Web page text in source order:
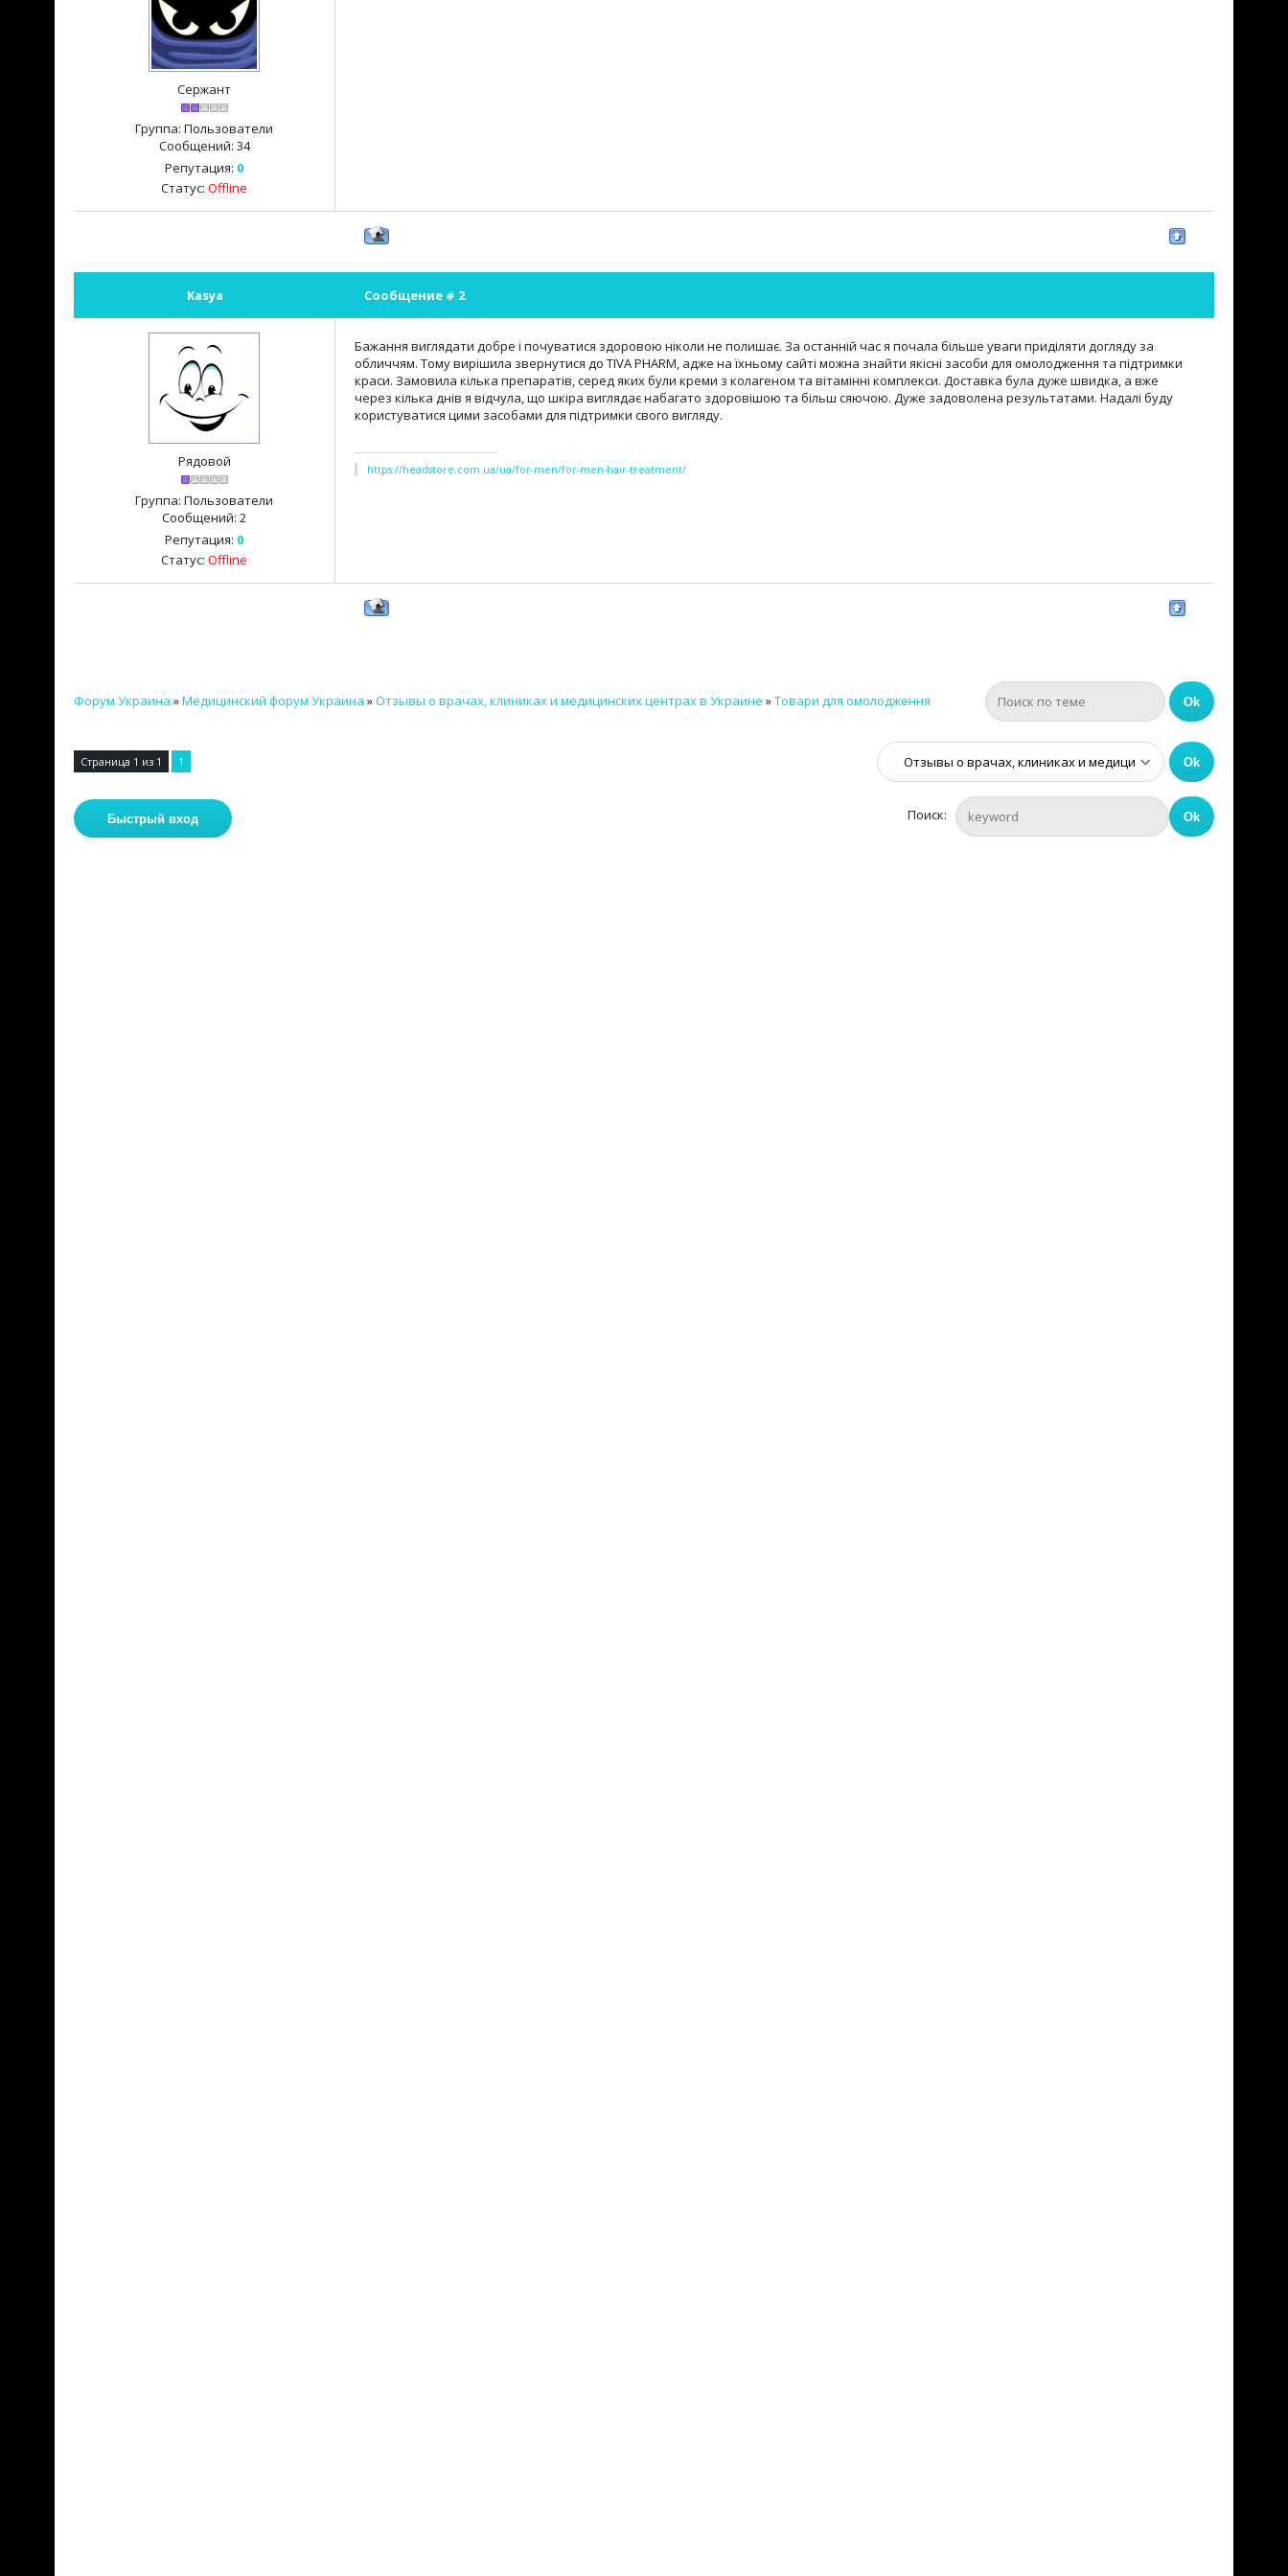
Сержант
Группа: Пользователи
Сообщений: 34
Репутация: 0
Статус: Offline
Kasya Сообщение # 2
Рядовой
Группа: Пользователи
Сообщений: 2
Репутация: 0
Статус: Offline
Бажання виглядати добре і почуватися здоровою ніколи не полишає. За останній час я почала більше уваги приділяти догляду за
обличчям. Тому вирішила звернутися до TIVA PHARM, адже на їхньому сайті можна знайти якісні засоби для омолодження та підтримки
краси. Замовила кілька препаратів, серед яких були креми з колагеном та вітамінні комплекси. Доставка була дуже швидка, а вже
через кілька днів я відчула, що шкіра виглядає набагато здоровішою та більш сяючою. Дуже задоволена результатами. Надалі буду
користуватися цими засобами для підтримки свого вигляду.
https://headstore.com.ua/ua/for-men/for-men-hair-treatment/
Форум Украина »Медицинский форум Украина »Отзывы о врачах, клиниках и медицинских центрах в Украине »Товари для омолодження
Страница 1 из 1 1
Поиск: